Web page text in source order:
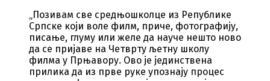
„Позивам све средњошколце из Републике
Српске који воле филм, приче, фотографију,
писање, глуму или желе да науче нешто ново
да се пријаве на Четврту љетну школу
филма у Прњавору. Ово је јединствена
прилика да из прве руке упознају процес